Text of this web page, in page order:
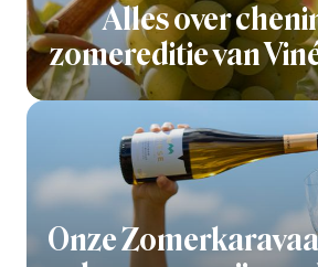
Alles over
zomereditie van
Onze